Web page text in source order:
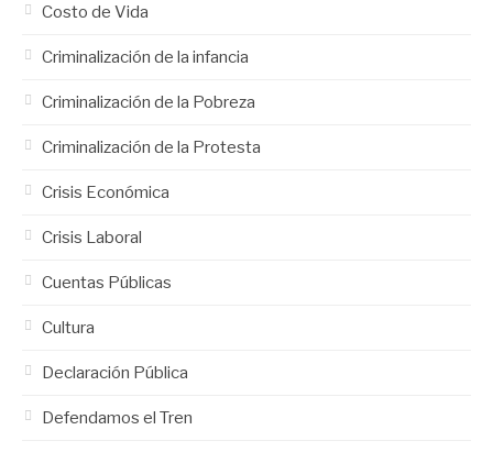
Costo de Vida
Criminalización de la infancia
Criminalización de la Pobreza
Criminalización de la Protesta
Crisis Económica
Crisis Laboral
Cuentas Públicas
Cultura
Declaración Pública
Defendamos el Tren